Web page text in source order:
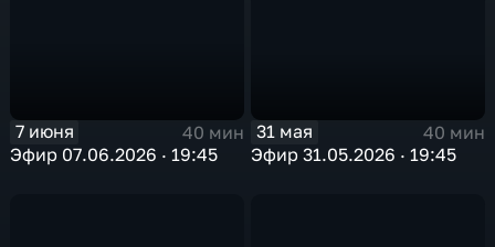
7 июня
40 мин
Эфир 07.06.2026 · 19:45
31 мая
40 мин
Эфир 31.05.2026 · 19:45